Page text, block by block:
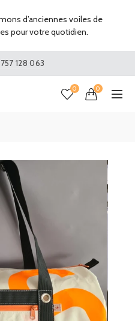
128 063
0 0
d’anciennes voiles de
pour votre quotidien.